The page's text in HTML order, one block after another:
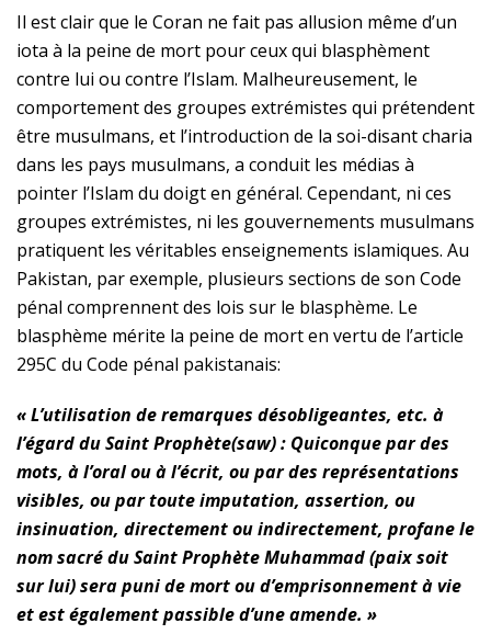
Il est clair que le Coran ne fait pas allusion même d’un
iota à la peine de mort pour ceux qui blasphèment
contre lui ou contre l’Islam. Malheureusement, le
comportement des groupes extrémistes qui prétendent
être musulmans, et l’introduction de la soi-disant charia
dans les pays musulmans, a conduit les médias à
pointer l’Islam du doigt en général. Cependant, ni ces
groupes extrémistes, ni les gouvernements musulmans
pratiquent les véritables enseignements islamiques. Au
Pakistan, par exemple, plusieurs sections de son Code
pénal comprennent des lois sur le blasphème. Le
blasphème mérite la peine de mort en vertu de l’article
295C du Code pénal pakistanais:
« L’utilisation de remarques désobligeantes, etc. à
l’égard du Saint Prophète(saw): Quiconque par des
mots, à l’oral ou à l’écrit, ou par des représentations
visibles, ou par toute imputation, assertion, ou
insinuation, directement ou indirectement, profane le
nom sacré du Saint Prophète Muhammad (paix soit
sur lui) sera puni de mort ou d’emprisonnement à vie
et est également passible d’une amende. »